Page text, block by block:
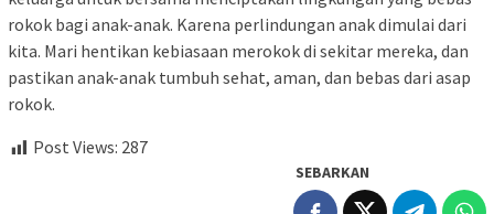
rokok bagi anak-anak. Karena perlindungan anak dimulai dari
kita. Mari hentikan kebiasaan merokok di sekitar mereka, dan
pastikan anak-anak tumbuh sehat, aman, dan bebas dari asap
rokok.
Post Views: 287
SEBARKAN